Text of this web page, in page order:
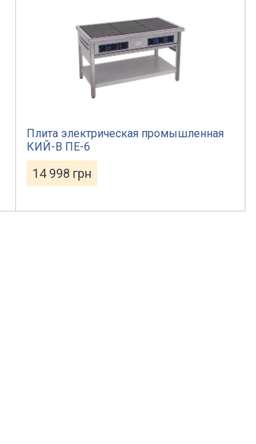
Плита электрическая промышленная
КИЙ-В ПЕ-6
14 998 грн